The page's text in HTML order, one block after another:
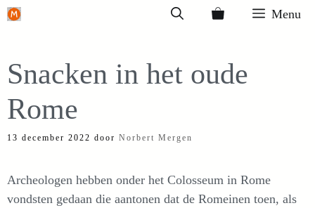
Ga
inhoud
Menu
Snacken in het oude
Rome
13 december 2022 door Norbert Mergen
Archeologen hebben onder het Colosseum in Rome
vondsten gedaan die aantonen dat de Romeinen toen, als